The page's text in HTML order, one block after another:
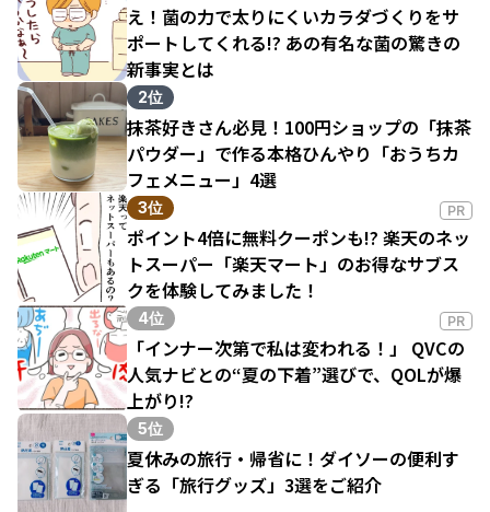
え！菌の力で太りにくいカラダづくりをサ
ポートしてくれる!? あの有名な菌の驚きの
新事実とは
2位
抹茶好きさん必見！100円ショップの「抹茶
パウダー」で作る本格ひんやり「おうちカ
フェメニュー」4選
3位 PR
ポイント4倍に無料クーポンも!? 楽天のネッ
トスーパー「楽天マート」のお得なサブス
クを体験してみました！
4位 PR
「インナー次第で私は変われる！」 QVCの
人気ナビとの“夏の下着”選びで、QOLが爆
上がり!?
5位
夏休みの旅行・帰省に！ダイソーの便利す
ぎる「旅行グッズ」3選をご紹介